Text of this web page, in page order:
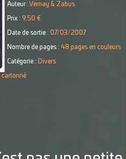
Auteur : Vernay & Zabus
Prix : 9.50 €
Date de sortie : 07/03/2007
Nombre de pages : 48 pages en couleurs
Catégorie : Divers
cartonné